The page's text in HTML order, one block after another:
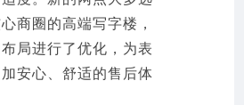
商圈的高端写字楼，
局进行了优化，为表
安心、舒适的售后体